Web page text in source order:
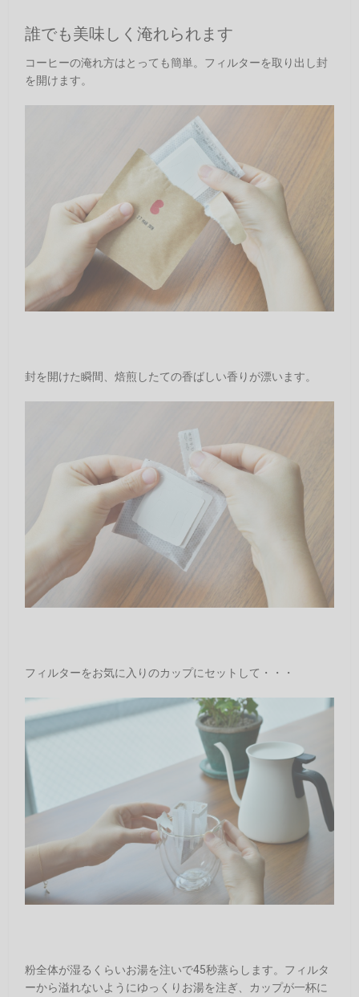
誰でも美味しく淹れられます
コーヒーの淹れ方はとっても簡単。フィルターを取り出し封
を開けます。
封を開けた瞬間、焙煎したての香ばしい香りが漂います。
フィルターをお気に入りのカップにセットして・・・
粉全体が湿るくらいお湯を注いで45秒蒸らします。フィルタ
ーから溢れないようにゆっくりお湯を注ぎ、カップが一杯に